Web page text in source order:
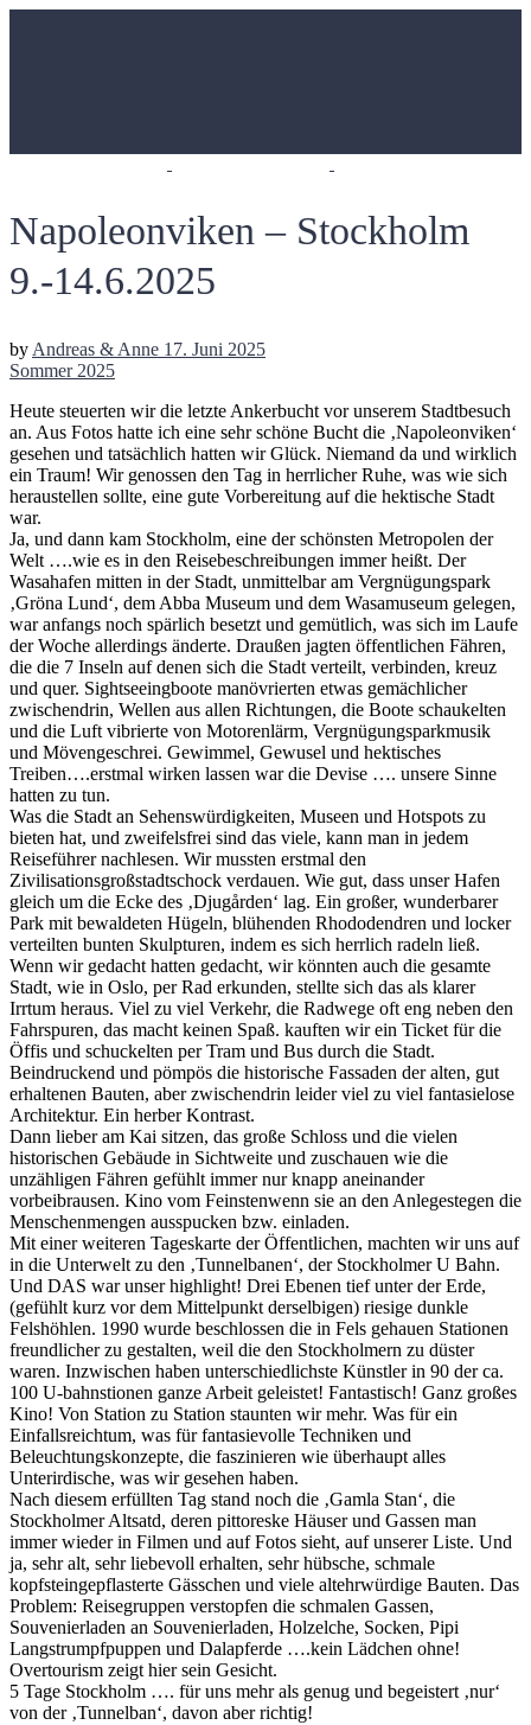
Napoleonviken – Stockholm
9.-14.6.2025
byAndreas & Anne 17. Juni 2025
Sommer 2025
Heute steuerten wir die letzte Ankerbucht vor unserem Stadtbesuch
an. Aus Fotos hatte ich eine sehr schöne Bucht die ‚Napoleonviken‘
gesehen und tatsächlich hatten wir Glück. Niemand da und wirklich
ein Traum! Wir genossen den Tag in herrlicher Ruhe, was wie sich
heraustellen sollte, eine gute Vorbereitung auf die hektische Stadt
war.
Ja, und dann kam Stockholm, eine der schönsten Metropolen der
Welt ….wie es in den Reisebeschreibungen immer heißt. Der
Wasahafen mitten in der Stadt, unmittelbar am Vergnügungspark
‚Gröna Lund‘, dem Abba Museum und dem Wasamuseum gelegen,
war anfangs noch spärlich besetzt und gemütlich, was sich im Laufe
der Woche allerdings änderte. Draußen jagten öffentlichen Fähren,
die die 7 Inseln auf denen sich die Stadt verteilt, verbinden, kreuz
und quer. Sightseeingboote manövrierten etwas gemächlicher
zwischendrin, Wellen aus allen Richtungen, die Boote schaukelten
und die Luft vibrierte von Motorenlärm, Vergnügungsparkmusik
und Mövengeschrei. Gewimmel, Gewusel und hektisches
Treiben….erstmal wirken lassen war die Devise …. unsere Sinne
hatten zu tun.
Was die Stadt an Sehenswürdigkeiten, Museen und Hotspots zu
bieten hat, und zweifelsfrei sind das viele, kann man in jedem
Reiseführer nachlesen. Wir mussten erstmal den
Zivilisationsgroßstadtschock verdauen. Wie gut, dass unser Hafen
gleich um die Ecke des ‚Djugården‘ lag. Ein großer, wunderbarer
Park mit bewaldeten Hügeln, blühenden Rhododendren und locker
verteilten bunten Skulpturen, indem es sich herrlich radeln ließ.
Wenn wir gedacht hatten gedacht, wir könnten auch die gesamte
Stadt, wie in Oslo, per Rad erkunden, stellte sich das als klarer
Irrtum heraus. Viel zu viel Verkehr, die Radwege oft eng neben den
Fahrspuren, das macht keinen Spaß. kauften wir ein Ticket für die
Öffis und schuckelten per Tram und Bus durch die Stadt.
Beindruckend und pömpös die historische Fassaden der alten, gut
erhaltenen Bauten, aber zwischendrin leider viel zu viel fantasielose
Architektur. Ein herber Kontrast.
Dann lieber am Kai sitzen, das große Schloss und die vielen
historischen Gebäude in Sichtweite und zuschauen wie die
unzähligen Fähren gefühlt immer nur knapp aneinander
vorbeibrausen. Kino vom Feinstenwenn sie an den Anlegestegen die
Menschenmengen ausspucken bzw. einladen.
Mit einer weiteren Tageskarte der Öffentlichen, machten wir uns auf
in die Unterwelt zu den ‚Tunnelbanen‘, der Stockholmer U Bahn.
Und DAS war unser highlight! Drei Ebenen tief unter der Erde,
(gefühlt kurz vor dem Mittelpunkt derselbigen) riesige dunkle
Felshöhlen. 1990 wurde beschlossen die in Fels gehauen Stationen
freundlicher zu gestalten, weil die den Stockholmern zu düster
waren. Inzwischen haben unterschiedlichste Künstler in 90 der ca.
100 U-bahnstionen ganze Arbeit geleistet! Fantastisch! Ganz großes
Kino! Von Station zu Station staunten wir mehr. Was für ein
Einfallsreichtum, was für fantasievolle Techniken und
Beleuchtungskonzepte, die faszinieren wie überhaupt alles
Unterirdische, was wir gesehen haben.
Nach diesem erfüllten Tag stand noch die ‚Gamla Stan‘, die
Stockholmer Altsatd, deren pittoreske Häuser und Gassen man
immer wieder in Filmen und auf Fotos sieht, auf unserer Liste. Und
ja, sehr alt, sehr liebevoll erhalten, sehr hübsche, schmale
kopfsteingepflasterte Gässchen und viele altehrwürdige Bauten. Das
Problem: Reisegruppen verstopfen die schmalen Gassen,
Souvenierladen an Souvenierladen, Holzelche, Socken, Pipi
Langstrumpfpuppen und Dalapferde ….kein Lädchen ohne!
Overtourism zeigt hier sein Gesicht.
5 Tage Stockholm …. für uns mehr als genug und begeistert ‚nur‘
von der ‚Tunnelban‘, davon aber richtig!